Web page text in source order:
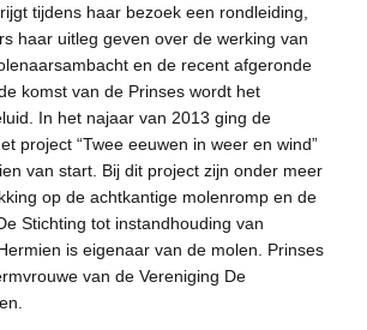
tijdens haar bezoek een rondleiding,
haar uitleg geven over de werking van
en de recent afgeronde
komst van de Prinses wordt het
In het najaar van 2013 ging de
project “Twee eeuwen in weer en wind”
van start. Bij dit project zijn onder meer
op de achtkantige molenromp en de
Stichting tot instandhouding van
is eigenaar van de molen. Prinses
van de Vereniging De